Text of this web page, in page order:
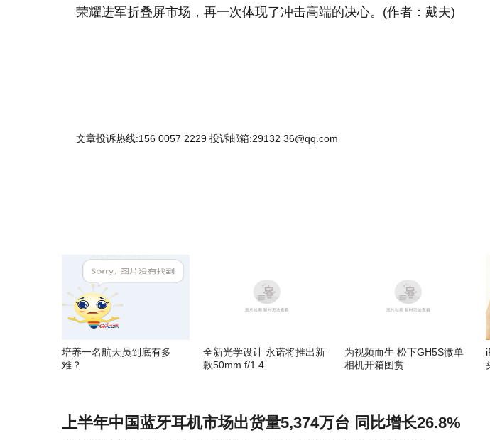
荣耀进军折叠屏市场，再一次体现了冲击高端的决心。(作者：戴夫)
文章投诉热线:156 0057 2229 投诉邮箱:29132 36@qq.com
培养一名航天员到底有多
难？
全新光学设计 永诺将推出新
款50mm f/1.4
为视频而生 松下GH5S微单
相机开箱图赏
上半年中国蓝牙耳机市场出货量5,374万台 同比增长26.8%